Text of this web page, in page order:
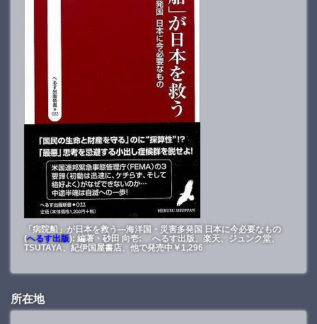
「病院船」が日本を救う―海洋国・災害多発国 日本に今必要なもの
(へるす出版): 編著・砂田 向壱: へるす出版、楽天、ジュンク堂、
TSUTAYA、紀伊国屋書店、他で発売中￥1,296
所在地